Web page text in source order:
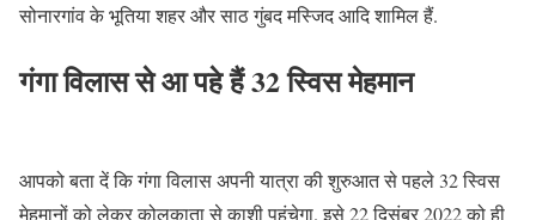
सोनारगांव के भूतिया शहर और साठ गुंबद मस्जिद आदि शामिल हैं.
गंगा विलास से आ पहे हैं 32 स्विस मेहमान
आपको बता दें कि गंगा विलास अपनी यात्रा की शुरुआत से पहले 32 स्विस
मेहमानों को लेकर कोलकाता से काशी पहुंचेगा. इसे 22 दिसंबर 2022 को ही